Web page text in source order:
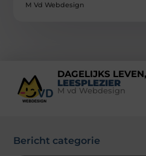
M Vd Webdesign
DAGELIJKS
LEESPLEZIER
M vd Webdesign
Bericht categorie